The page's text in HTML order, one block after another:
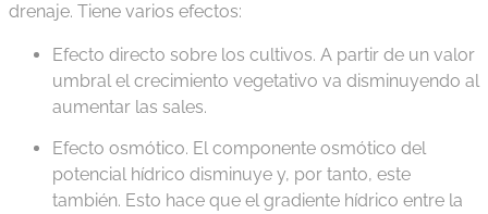
drenaje. Tiene varios efectos:
Efecto directo sobre los cultivos. A partir de un valor
umbral el crecimiento vegetativo va disminuyendo al
aumentar las sales.
Efecto osmótico. El componente osmótico del
potencial hídrico disminuye y, por tanto, este
también. Esto hace que el gradiente hídrico entre la